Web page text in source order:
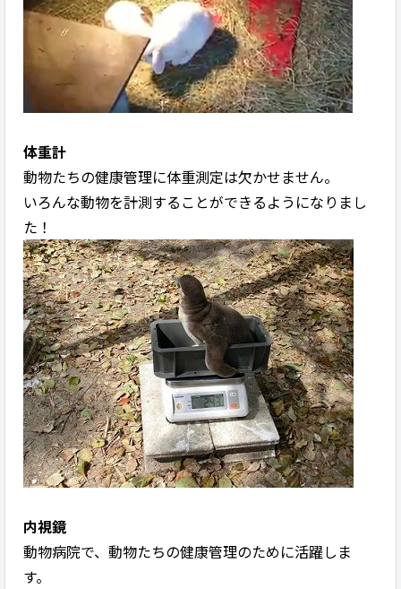
体重計
動物たちの健康管理に体重測定は欠かせません。
いろんな動物を計測することができるようになりまし
た！
内視鏡
動物病院で、動物たちの健康管理のために活躍しま
す。